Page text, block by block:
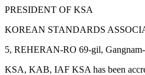
PRESIDENT OF KSA
KOREAN STANDARDS
5, REHERAN-RO 69-gil,
KSA, KAB, IAF KSA has been